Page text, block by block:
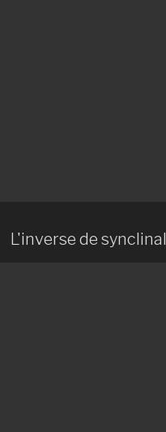
L'inverse de synclinal